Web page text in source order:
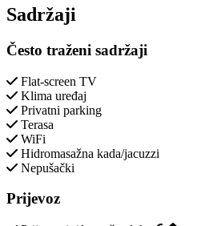
Sadržaji
Često traženi sadržaji
Flat-screen TV
Klima uređaj
Privatni parking
Terasa
WiFi
Hidromasažna kada/jacuzzi
Nepušački
Prijevoz